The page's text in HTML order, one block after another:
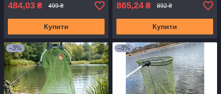
484,03 ₴ 499 ₴
Купити
865,24 ₴ 892 ₴
Купити
–3% –3%